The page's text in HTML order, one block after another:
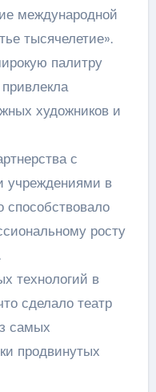
международной
тысячелетие».
палитру
художников и
с
учреждениями в
способствовало
росту
технологий в
сделало театр
самых
продвинутых